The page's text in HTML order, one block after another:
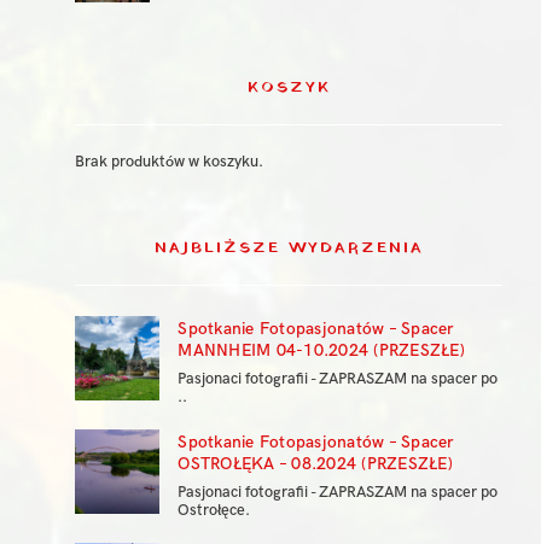
KOSZYK
Brak produktów w koszyku.
NAJBLIŻSZE WYDARZENIA
Spotkanie Fotopasjonatów – Spacer
MANNHEIM 04-10.2024 (PRZESZŁE)
Pasjonaci fotografii - ZAPRASZAM na spacer po
..
Spotkanie Fotopasjonatów – Spacer
OSTROŁĘKA – 08.2024 (PRZESZŁE)
Pasjonaci fotografii - ZAPRASZAM na spacer po
Ostrołęce.